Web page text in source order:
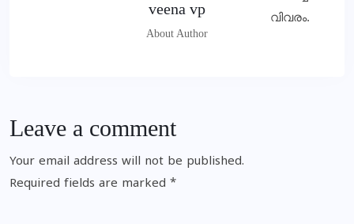
veena vp
About Author
Leave a comment
Your email address will not be published.
Required fields are marked *